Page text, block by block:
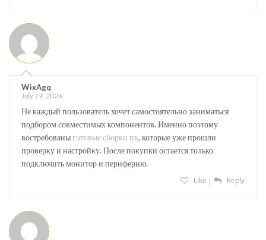
WixAgq
July 19, 2026
Не каждый пользователь хочет самостоятельно заниматься
подбором совместимых компонентов. Именно поэтому
востребованыготовые сборки пк, которые уже прошли
проверку и настройку. После покупки остается только
подключить монитор и периферию.
Like Reply